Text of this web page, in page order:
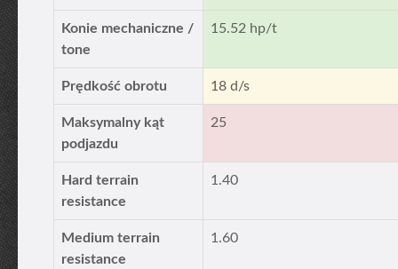
Konie mechaniczne /
tone
15.52 hp/t
Prędkość obrotu 18 d/s
Maksymalny kąt
podjazdu
25
Hard terrain
resistance
1.40
Medium terrain
resistance
1.60